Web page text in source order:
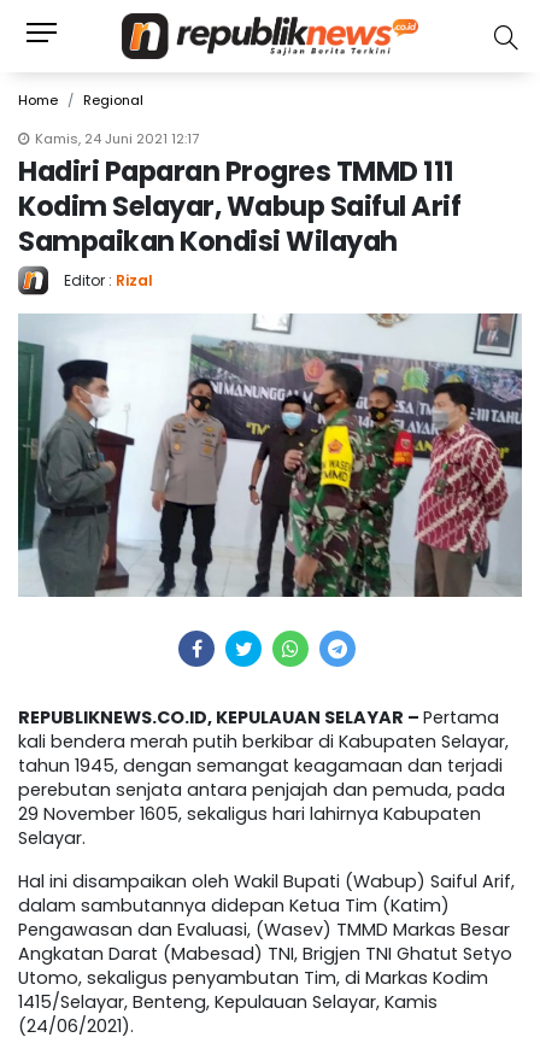
Home
Regional
Kamis, 24 Juni 2021 12:17
Hadiri Paparan Progres TMMD 111
Kodim Selayar, Wabup Saiful Arif
Sampaikan Kondisi Wilayah
Editor : Rizal
REPUBLIKNEWS.CO.ID, KEPULAUAN SELAYAR – Pertama
kali bendera merah putih berkibar di Kabupaten Selayar,
tahun 1945, dengan semangat keagamaan dan terjadi
perebutan senjata antara penjajah dan pemuda, pada
29 November 1605, sekaligus hari lahirnya Kabupaten
Selayar.
Hal ini disampaikan oleh Wakil Bupati (Wabup) Saiful Arif,
dalam sambutannya didepan Ketua Tim (Katim)
Pengawasan dan Evaluasi, (Wasev) TMMD Markas Besar
Angkatan Darat (Mabesad) TNI, Brigjen TNI Ghatut Setyo
Utomo, sekaligus penyambutan Tim, di Markas Kodim
1415/Selayar, Benteng, Kepulauan Selayar, Kamis
(24/06/2021).